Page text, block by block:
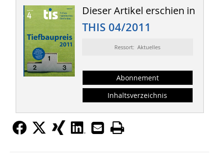
Dieser Artikel erschien in
THIS 04/2011
Ressort: Aktuelles
Abonnement
Inhaltsverzeichnis